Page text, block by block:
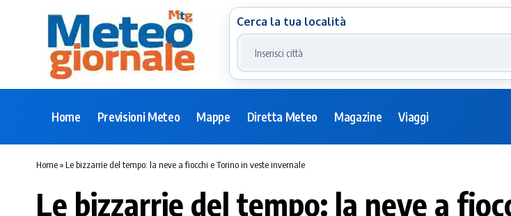
Cerca la tua località
Home Previsioni Meteo Mappe Diretta Meteo Magazine Viaggi
Home»Le bizzarrie del tempo: la neve a fiocchi e Torino in veste invernale
Le bizzarrie del tempo: la neve a